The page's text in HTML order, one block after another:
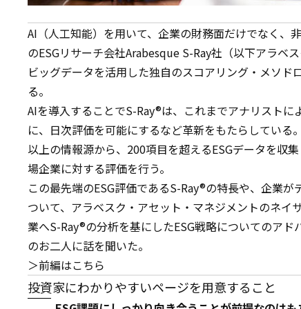
AI（人工知能）を用いて、企業の財務面だけでなく、
のESGリサーチ会社Arabesque S-Ray社（以下アラベ
ビッグデータを活用した独自のスコアリング・メソド
る。
AIを導入することでS-Ray®は、これまでアナリスト
に、日次評価を可能にするなど革新をもたらしてい
以上の情報源から、200項目を超えるESGデータを収
場企業に対する評価を行う。
この最先端のESG評価であるS-Ray®の特長や、企業
ついて、アラベスク・アセット・マネジメントのネイ
業へS-Ray®の分析を基にしたESG戦略についてのア
のお二人に話を聞いた。
＞前編はこちら
投資家にわかりやすいページを用意すること